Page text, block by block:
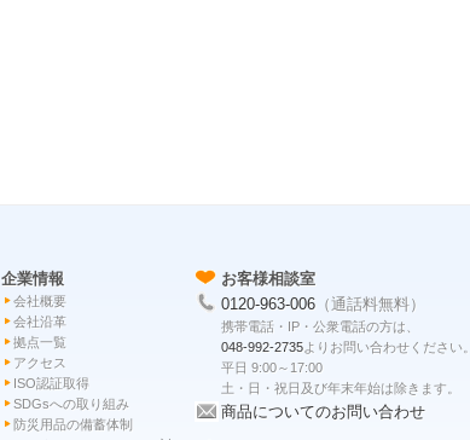
企業情報
会社概要
会社沿革
拠点一覧
アクセス
ISO認証取得
SDGsへの取り組み
防災用品の備蓄体制
お客様相談室
0120-963-006 （通話料無料）
携帯電話・IP・公衆電話の方は、
048-992-2735よりお問い合わせください。
平日 9:00～17:00
土・日・祝日及び年末年始は除きます。
商品についてのお問い合わせ